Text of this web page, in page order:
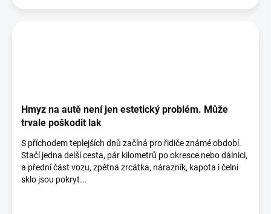
Hmyz na autě není jen estetický problém. Může
trvale poškodit lak
S příchodem teplejších dnů začíná pro řidiče známé období.
Stačí jedna delší cesta, pár kilometrů po okresce nebo dálnici,
a přední část vozu, zpětná zrcátka, nárazník, kapota i čelní
sklo jsou pokryt...